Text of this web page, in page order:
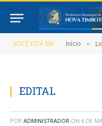
VOCÊ ESTÁ EM: Início »
EDITAL
POR ADMINISTRADOR ON 6 DE